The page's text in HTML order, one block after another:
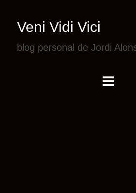
Veni Vidi Vici
blog personal de Jordi